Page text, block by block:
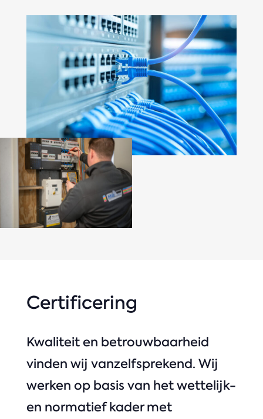
Certificering
Kwaliteit en betrouwbaarheid
vinden wij vanzelfsprekend. Wij
werken op basis van het wettelijk-
en normatief kader met